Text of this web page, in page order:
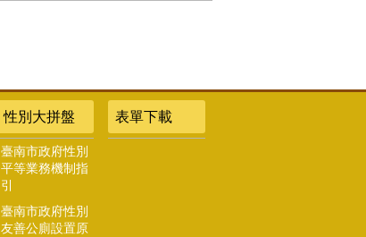
性別大拼盤
臺南市政府性別
平等業務機制指
引
臺南市政府性別
友善公廁設置原
表單下載